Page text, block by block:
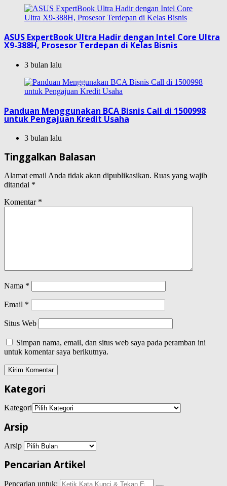
ASUS ExpertBook Ultra Hadir dengan Intel Core Ultra
X9-388H, Prosesor Terdepan di Kelas Bisnis
3 bulan lalu
Panduan Menggunakan BCA Bisnis Call di 1500998
untuk Pengajuan Kredit Usaha
3 bulan lalu
Tinggalkan Balasan
Alamat email Anda tidak akan dipublikasikan. Ruas yang wajib
ditandai *
Komentar *
Nama *
Email *
Situs Web
Simpan nama, email, dan situs web saya pada peramban ini
untuk komentar saya berikutnya.
Kategori
Kategori
Arsip
Arsip
Pencarian Artikel
Pencarian untuk: